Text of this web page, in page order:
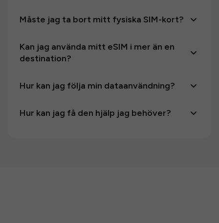
Måste jag ta bort mitt fysiska SIM-kort?
Kan jag använda mitt eSIM i mer än en
destination?
Hur kan jag följa min dataanvändning?
Hur kan jag få den hjälp jag behöver?